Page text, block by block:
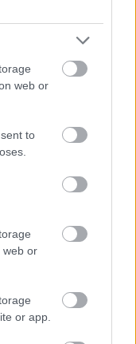
web or
to
web or
or app.